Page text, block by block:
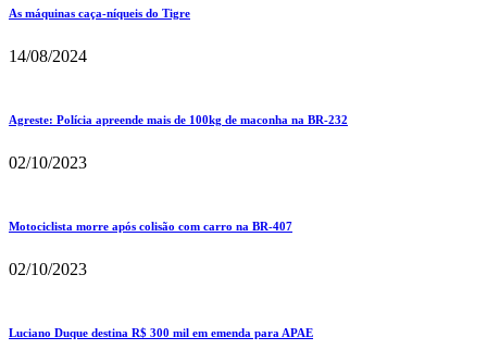
As máquinas caça-níqueis do Tigre
14/08/2024
Agreste: Polícia apreende mais de 100kg de maconha na BR-232
02/10/2023
Motociclista morre após colisão com carro na BR-407
02/10/2023
Luciano Duque destina R$ 300 mil em emenda para APAE